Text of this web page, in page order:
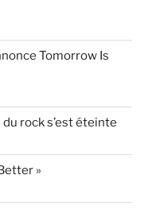
Tomorrow Is
rock s’est éteinte
»